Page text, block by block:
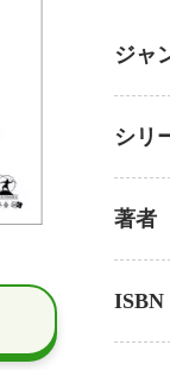
ジャ
シリ
著者
ISBN